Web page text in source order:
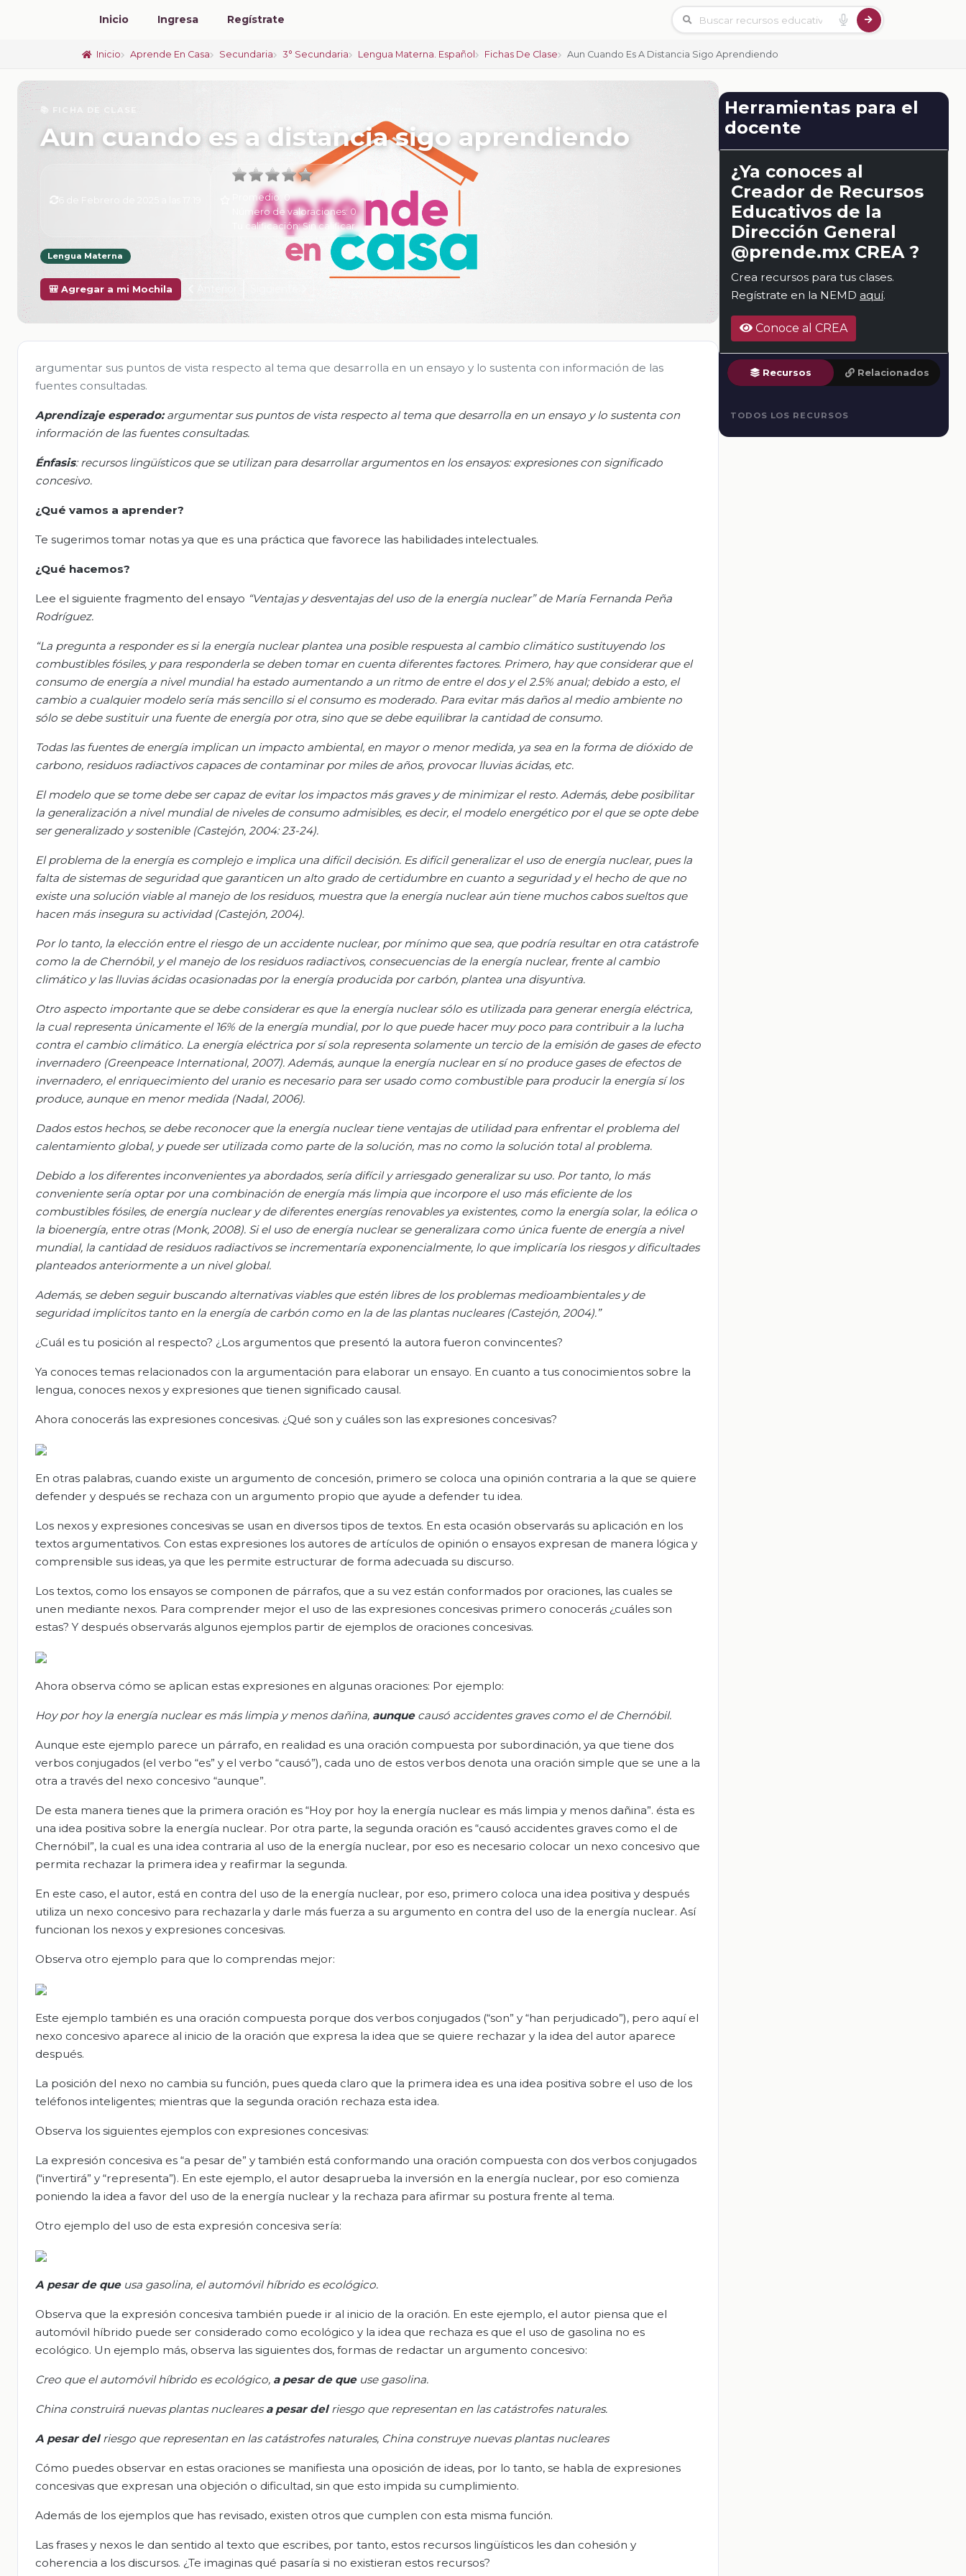
Inicio Ingresa Regístrate
Inicio Aprende En Casa Secundaria 3° Secundaria Lengua Materna. Español Fichas De Clase Aun Cuando Es A Distancia Sigo Aprendiendo
📚 FICHA DE CLASE
Aun cuando es a distancia sigo aprendiendo
Promedio: 0
Número de valoraciones: 0
Tu calificación:Sin calificar
Lengua Materna
🎒 Agregar a mi Mochila
argumentar sus puntos de vista respecto al tema que desarrolla en un ensayo y lo sustenta con información de las
fuentes consultadas.
Aprendizaje esperado: argumentar sus puntos de vista respecto al tema que desarrolla en un ensayo y lo sustenta con
información de las fuentes consultadas.
Énfasis:recursos lingüísticos que se utilizan para desarrollar argumentos en los ensayos: expresiones con significado
concesivo.
¿Qué vamos a aprender?
Te sugerimos tomar notas ya que es una práctica que favorece las habilidades intelectuales.
¿Qué hacemos?
Lee el siguiente fragmento del ensayo “Ventajas y desventajas del uso de la energía nuclear” de María Fernanda Peña
Rodríguez.
“La pregunta a responder es si la energía nuclear plantea una posible respuesta al cambio climático sustituyendo los
combustibles fósiles, y para responderla se deben tomar en cuenta diferentes factores. Primero, hay que considerar que el
consumo de energía a nivel mundial ha estado aumentando a un ritmo de entre el dos y el 2.5% anual; debido a esto, el
cambio a cualquier modelo sería más sencillo si el consumo es moderado. Para evitar más daños al medio ambiente no
sólo se debe sustituir una fuente de energía por otra, sino que se debe equilibrar la cantidad de consumo.
Todas las fuentes de energía implican un impacto ambiental, en mayor o menor medida, ya sea en la forma de dióxido de
carbono, residuos radiactivos capaces de contaminar por miles de años, provocar lluvias ácidas, etc.
El modelo que se tome debe ser capaz de evitar los impactos más graves y de minimizar el resto. Además, debe posibilitar
la generalización a nivel mundial de niveles de consumo admisibles, es decir, el modelo energético por el que se opte debe
ser generalizado y sostenible (Castejón, 2004: 23-24).
El problema de la energía es complejo e implica una difícil decisión. Es difícil generalizar el uso de energía nuclear, pues la
falta de sistemas de seguridad que garanticen un alto grado de certidumbre en cuanto a seguridad y el hecho de que no
existe una solución viable al manejo de los residuos, muestra que la energía nuclear aún tiene muchos cabos sueltos que
hacen más insegura su actividad (Castejón, 2004).
Por lo tanto, la elección entre el riesgo de un accidente nuclear, por mínimo que sea, que podría resultar en otra catástrofe
como la de Chernóbil, y el manejo de los residuos radiactivos, consecuencias de la energía nuclear, frente al cambio
climático y las lluvias ácidas ocasionadas por la energía producida por carbón, plantea una disyuntiva.
Otro aspecto importante que se debe considerar es que la energía nuclear sólo es utilizada para generar energía eléctrica,
la cual representa únicamente el 16% de la energía mundial, por lo que puede hacer muy poco para contribuir a la lucha
contra el cambio climático. La energía eléctrica por sí sola representa solamente un tercio de la emisión de gases de efecto
invernadero (Greenpeace International, 2007). Además, aunque la energía nuclear en sí no produce gases de efectos de
invernadero, el enriquecimiento del uranio es necesario para ser usado como combustible para producir la energía sí los
produce, aunque en menor medida (Nadal, 2006).
Dados estos hechos, se debe reconocer que la energía nuclear tiene ventajas de utilidad para enfrentar el problema del
calentamiento global, y puede ser utilizada como parte de la solución, mas no como la solución total al problema.
Debido a los diferentes inconvenientes ya abordados, sería difícil y arriesgado generalizar su uso. Por tanto, lo más
conveniente sería optar por una combinación de energía más limpia que incorpore el uso más eficiente de los
combustibles fósiles, de energía nuclear y de diferentes energías renovables ya existentes, como la energía solar, la eólica o
la bioenergía, entre otras (Monk, 2008). Si el uso de energía nuclear se generalizara como única fuente de energía a nivel
mundial, la cantidad de residuos radiactivos se incrementaría exponencialmente, lo que implicaría los riesgos y dificultades
planteados anteriormente a un nivel global.
Además, se deben seguir buscando alternativas viables que estén libres de los problemas medioambientales y de
seguridad implícitos tanto en la energía de carbón como en la de las plantas nucleares (Castejón, 2004).”
¿Cuál es tu posición al respecto? ¿Los argumentos que presentó la autora fueron convincentes?
Ya conoces temas relacionados con la argumentación para elaborar un ensayo. En cuanto a tus conocimientos sobre la
lengua, conoces nexos y expresiones que tienen significado causal.
Ahora conocerás las expresiones concesivas. ¿Qué son y cuáles son las expresiones concesivas?
En otras palabras, cuando existe un argumento de concesión, primero se coloca una opinión contraria a la que se quiere
defender y después se rechaza con un argumento propio que ayude a defender tu idea.
Los nexos y expresiones concesivas se usan en diversos tipos de textos. En esta ocasión observarás su aplicación en los
textos argumentativos. Con estas expresiones los autores de artículos de opinión o ensayos expresan de manera lógica y
comprensible sus ideas, ya que les permite estructurar de forma adecuada su discurso.
Los textos, como los ensayos se componen de párrafos, que a su vez están conformados por oraciones, las cuales se
unen mediante nexos. Para comprender mejor el uso de las expresiones concesivas primero conocerás ¿cuáles son
estas? Y después observarás algunos ejemplos partir de ejemplos de oraciones concesivas.
Ahora observa cómo se aplican estas expresiones en algunas oraciones: Por ejemplo:
Hoy por hoy la energía nuclear es más limpia y menos dañina, aunquecausó accidentes graves como el de Chernóbil.
Aunque este ejemplo parece un párrafo, en realidad es una oración compuesta por subordinación, ya que tiene dos
verbos conjugados (el verbo “es” y el verbo “causó”), cada uno de estos verbos denota una oración simple que se une a la
otra a través del nexo concesivo “aunque”.
De esta manera tienes que la primera oración es “Hoy por hoy la energía nuclear es más limpia y menos dañina”. ésta es
una idea positiva sobre la energía nuclear. Por otra parte, la segunda oración es “causó accidentes graves como el de
Chernóbil”, la cual es una idea contraria al uso de la energía nuclear, por eso es necesario colocar un nexo concesivo que
permita rechazar la primera idea y reafirmar la segunda.
En este caso, el autor, está en contra del uso de la energía nuclear, por eso, primero coloca una idea positiva y después
utiliza un nexo concesivo para rechazarla y darle más fuerza a su argumento en contra del uso de la energía nuclear. Así
funcionan los nexos y expresiones concesivas.
Observa otro ejemplo para que lo comprendas mejor:
Este ejemplo también es una oración compuesta porque dos verbos conjugados (“son” y “han perjudicado”), pero aquí el
nexo concesivo aparece al inicio de la oración que expresa la idea que se quiere rechazar y la idea del autor aparece
después.
La posición del nexo no cambia su función, pues queda claro que la primera idea es una idea positiva sobre el uso de los
teléfonos inteligentes; mientras que la segunda oración rechaza esta idea.
Observa los siguientes ejemplos con expresiones concesivas:
La expresión concesiva es “a pesar de” y también está conformando una oración compuesta con dos verbos conjugados
(“invertirá” y “representa”). En este ejemplo, el autor desaprueba la inversión en la energía nuclear, por eso comienza
poniendo la idea a favor del uso de la energía nuclear y la rechaza para afirmar su postura frente al tema.
Otro ejemplo del uso de esta expresión concesiva sería:
A pesar de que usa gasolina, el automóvil híbrido es ecológico.
Observa que la expresión concesiva también puede ir al inicio de la oración. En este ejemplo, el autor piensa que el
automóvil híbrido puede ser considerado como ecológico y la idea que rechaza es que el uso de gasolina no es
ecológico. Un ejemplo más, observa las siguientes dos, formas de redactar un argumento concesivo:
Creo que el automóvil híbrido es ecológico, a pesar de queuse gasolina.
China construirá nuevas plantas nuclearesa pesar del riesgo que representan en las catástrofes naturales.
A pesar del riesgo que representan en las catástrofes naturales, China construye nuevas plantas nucleares
Cómo puedes observar en estas oraciones se manifiesta una oposición de ideas, por lo tanto, se habla de expresiones
concesivas que expresan una objeción o dificultad, sin que esto impida su cumplimiento.
Además de los ejemplos que has revisado, existen otros que cumplen con esta misma función.
Las frases y nexos le dan sentido al texto que escribes, por tanto, estos recursos lingüísticos les dan cohesión y
coherencia a los discursos. ¿Te imaginas qué pasaría si no existieran estos recursos?
Herramientas para el
docente
¿Ya conoces al
Creador de Recursos
Educativos de la
Dirección General
@prende.mx CREA ?
Crea recursos para tus clases.
Regístrate en la NEMD aquí.
Conoce al CREA
Recursos Relacionados
TODOS LOS RECURSOS